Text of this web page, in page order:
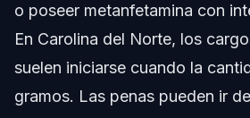
¿Qué debo hacer inmediatamente
de metanfetaminas?
Fuentes y Referencias
o poseer metanfetamina con
En Carolina del Norte, los
suelen iniciarse cuando la
gramos. Las penas pueden ir